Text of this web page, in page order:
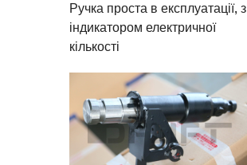
Ручка проста в експлуатації, з
індикатором електричної
кількості